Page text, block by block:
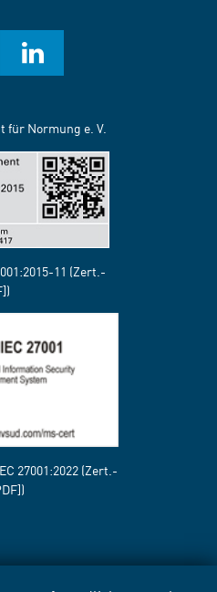
für Normung e. V.
11 (Zert.-
27001:2022 (Zert.-